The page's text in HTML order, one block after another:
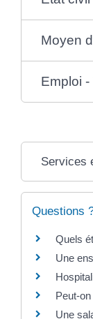
Moyen
Emploi -
Services
Questions
Quels
Une
Peut-
Une